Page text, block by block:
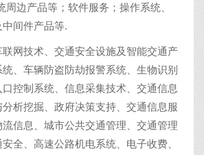
周边产品等；软件服务；操作系统、
间件产品等.
技术、交通安全设施及智能交通产
、车辆防盗防劫报警系统、生物识别
控制系统、信息采集技术、交通信息
析挖掘、政府决策支持、交通信息服
信息、城市公共交通管理、交通管理
全、高速公路机电系统、电子收费、